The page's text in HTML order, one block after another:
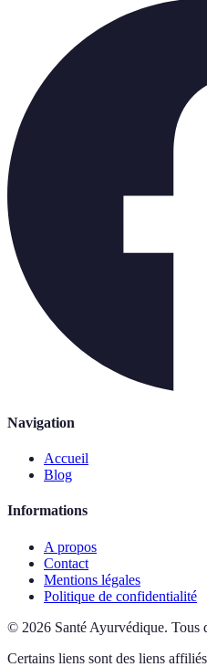
Navigation
Accueil
Blog
Informations
A propos
Contact
Mentions légales
Politique de confidentialité
© 2026 Santé Ayurvédique. Tous
Certains liens sont des liens